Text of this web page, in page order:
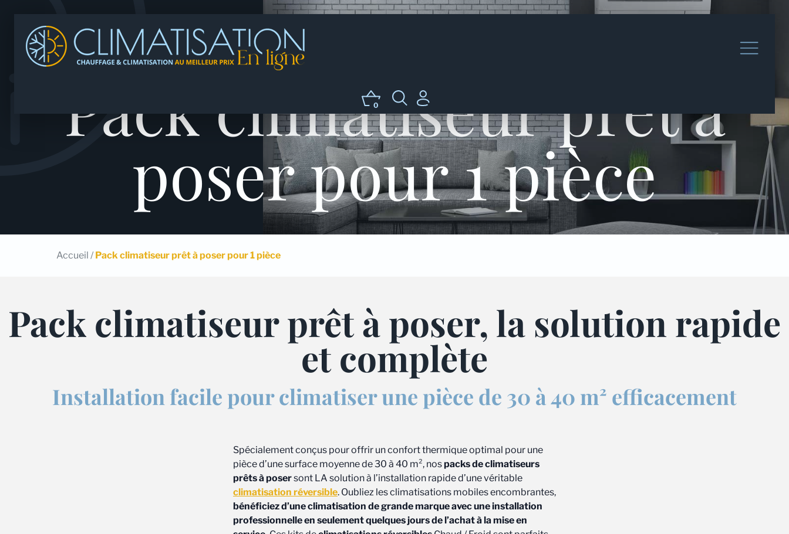
0
Pack climatiseur prêt à
poser pour 1 pièce
Accueil / Pack climatiseur prêt à poser pour 1 pièce
Pack climatiseur prêt à poser, la solution rapide
et complète
Installation facile pour climatiser une pièce de 30 à 40 m² efficacement
Spécialement conçus pour offrir un confort thermique optimal pour une
pièce d’une surface moyenne de 30 à 40 m², nospacks de climatiseurs
prêts à posersont LA solution à l’installation rapide d’une véritable
climatisation réversible. Oubliez les climatisations mobiles encombrantes,
bénéficiez d’une climatisation de grande marque avec une installation
professionnelle en seulement quelques jours de l’achat à la mise en